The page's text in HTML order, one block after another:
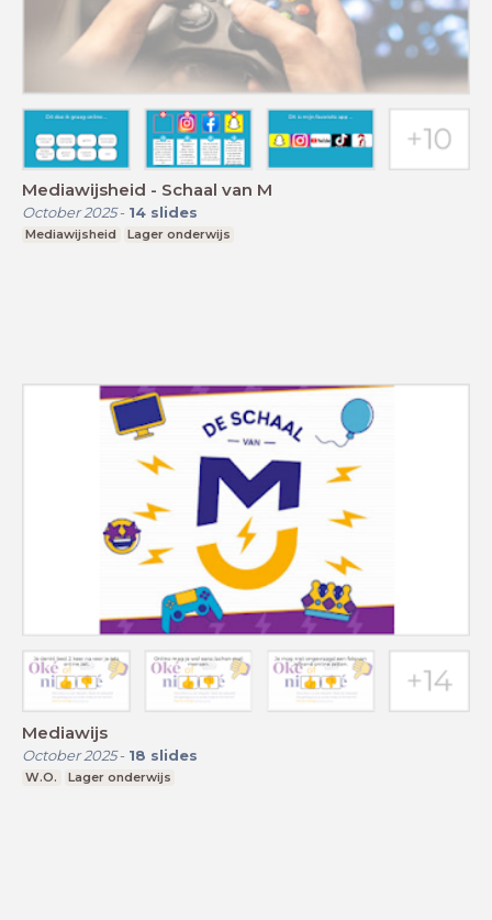
Mediawijsheid - Schaal van M
October 2025- 14 slides
Mediawijsheid Lager onderwijs
Mediawijs
October 2025- 18 slides
W.O. Lager onderwijs